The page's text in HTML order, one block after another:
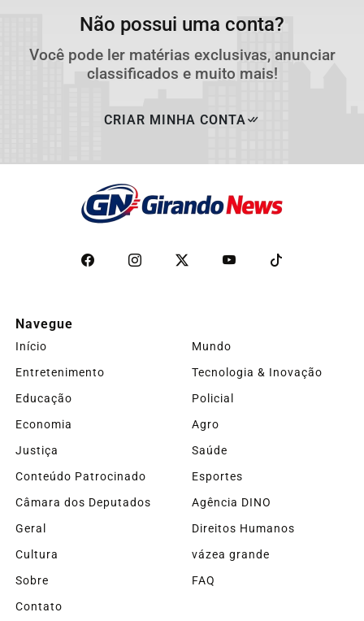
Não possui uma conta?
Você pode ler matérias exclusivas, anunciar
classificados e muito mais!
CRIAR MINHA CONTA
Navegue
Início
Mundo
Entretenimento
Tecnologia & Inovação
Educação
Policial
Economia
Agro
Justiça
Saúde
Conteúdo Patrocinado
Esportes
Câmara dos Deputados
Agência DINO
Geral
Direitos Humanos
Cultura
vázea grande
Sobre
FAQ
Contato